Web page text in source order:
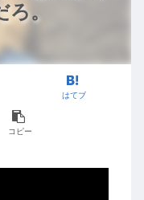
。
はてブ
コピー